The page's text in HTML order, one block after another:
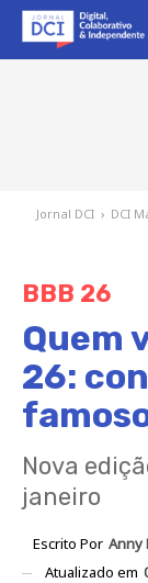
Jornal DCI › DCI
BBB 26
Quem
26:
Nova
janeiro
Escrito Por Anny
Atualizado em